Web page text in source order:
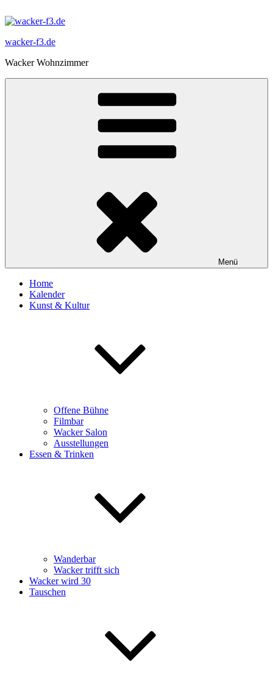
Inhalt
wacker-f3.de
Wacker Wohnzimmer
Menü
Home
Kalender
Kunst & Kultur
Offene Bühne
Filmbar
Wacker Salon
Ausstellungen
Essen & Trinken
Wanderbar
Wacker trifft sich
Wacker wird 30
Tauschen